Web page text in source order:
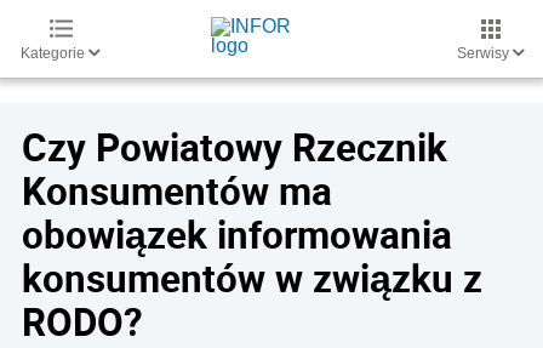
Kategorie Serwisy
Czy Powiatowy Rzecznik
Konsumentów ma
obowiązek informowania
konsumentów w związku z
RODO?